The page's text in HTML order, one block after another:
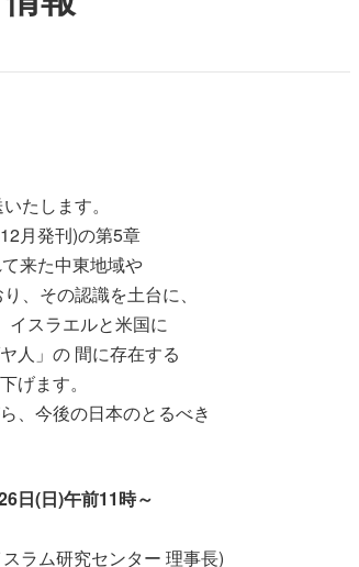
たします。
月発刊)の第5章
来た中東地域や
、その認識を土台に、
イスラエルと米国に
人」の 間に存在する
げます。
、今後の日本のとるべき
日(日)午前11時～
ラム研究センター 理事長)